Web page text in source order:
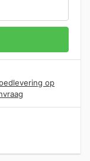
op